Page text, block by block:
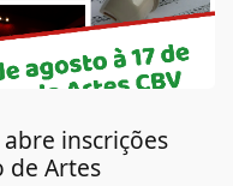
abre inscrições
de Artes